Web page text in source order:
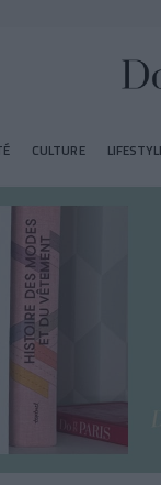
CULTURE